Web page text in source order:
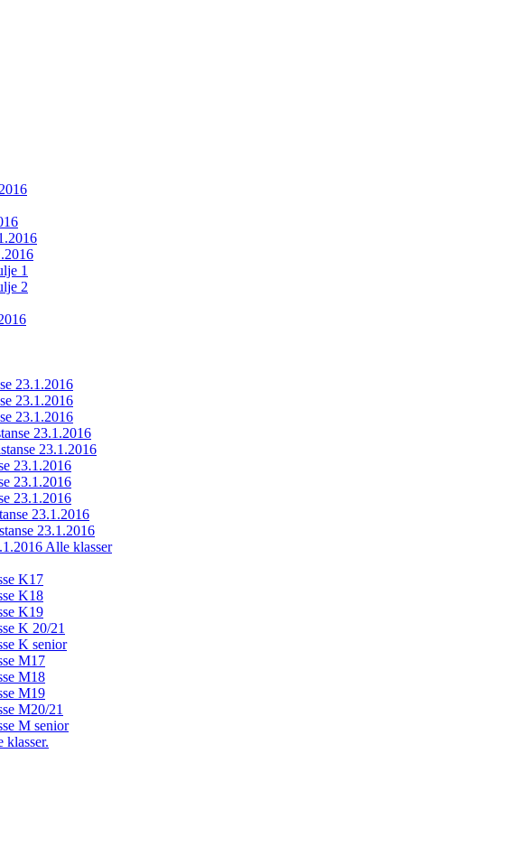
1
2
23.1.2016
23.1.2016
23.1.2016
23.1.2016
23.1.2016
23.1.2016
23.1.2016
23.1.2016
23.1.2016
23.1.2016
Alle klasser
K17
K18
K19
K 20/21
K senior
M17
M18
M19
M20/21
M senior
klasser.